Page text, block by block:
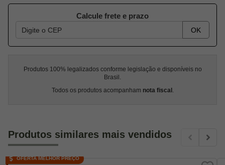
Calcule frete e prazo
OK
Produtos 100% legalizados conforme legislação e disponíveis no
Brasil.
Todos os produtos acompanham nota fiscal .
Produtos similares mais vendidos
OFERTA MELHOR PREÇO